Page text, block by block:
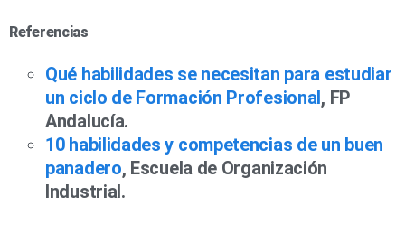
Referencias
Qué habilidades se necesitan para estudiar
un ciclo de Formación Profesional, FP
Andalucía.
10 habilidades y competencias de un buen
panadero, Escuela de Organización
Industrial.